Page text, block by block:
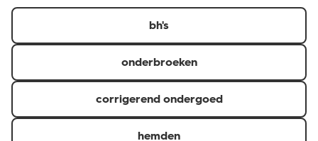
er in diverse kleuren, designs en verschillende maten.
bh's
onderbroeken
corrigerend ondergoed
hemden